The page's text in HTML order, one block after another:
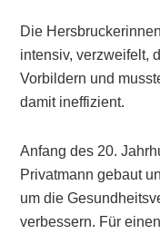
Die
intensiv, verzweifelt,
Vorbildern und
damit ineffizient.
Anfang des 20.
Privatmann gebaut
um die
verbessern. Für